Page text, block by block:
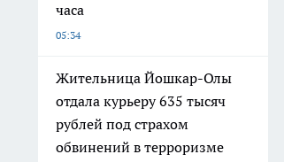
часа
05:34
Жительница Йошкар-Олы
отдала курьеру 635 тысяч
рублей под страхом
обвинений в терроризме